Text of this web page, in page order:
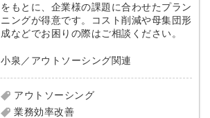
をもとに、企業様の課題に合わせたプラン
ニングが得意です。コスト削減や母集団形
成などでお困りの際はご相談ください。
小泉／アウトソーシング関連
アウトソーシング
業務効率改善